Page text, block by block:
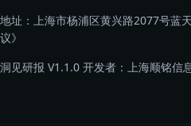
地址：上海市杨浦区黄兴路2077号蓝
议》
洞见研报 V1.1.0 开发者：上海顺铭信